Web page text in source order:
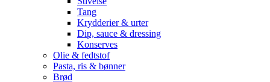
Tang
Krydderier & urter
Dip, sauce & dressing
Konserves
Olie & fedtstof
Pasta, ris & bønner
Brød